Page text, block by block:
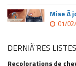
Mise Ã
01/
DERNIÃ¨RES LISTES
Recolorations de